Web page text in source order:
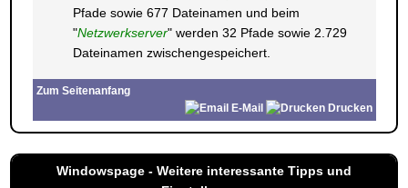
Pfade sowie 677 Dateinamen und beim
"Netzwerkserver" werden 32 Pfade sowie 2.729
Dateinamen zwischengespeichert.
Zum Seitenanfang
E-Mail
Drucken
Windowspage - Weitere interessante Tipps und